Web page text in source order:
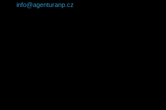
info@agenturanp.cz